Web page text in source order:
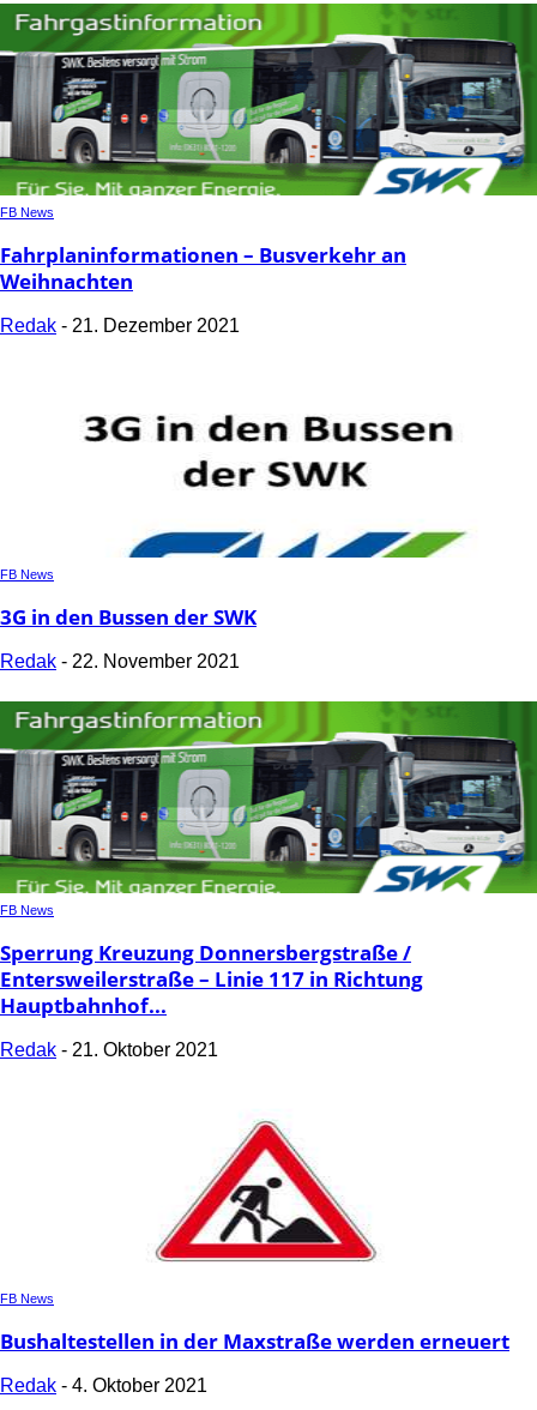
FB News
Fahrplaninformationen – Busverkehr an
Weihnachten
Redak - 21. Dezember 2021
FB News
3G in den Bussen der SWK
Redak - 22. November 2021
FB News
Sperrung Kreuzung Donnersbergstraße /
Entersweilerstraße – Linie 117 in Richtung
Hauptbahnhof...
Redak - 21. Oktober 2021
FB News
Bushaltestellen in der Maxstraße werden erneuert
Redak - 4. Oktober 2021